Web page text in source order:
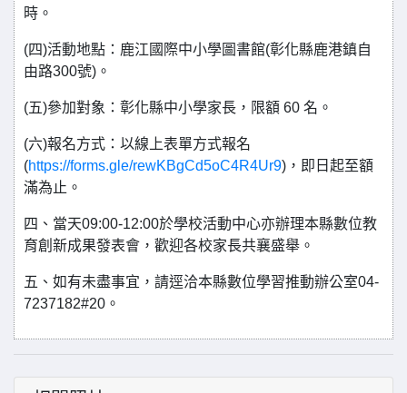
時。
(四)活動地點：鹿江國際中小學圖書館(彰化縣鹿港鎮自
由路300號)。
(五)參加對象：彰化縣中小學家長，限額 60 名。
(六)報名方式：以線上表單方式報名
(https://forms.gle/rewKBgCd5oC4R4Ur9)，即日起至額
滿為止。
四、當天09:00-12:00於學校活動中心亦辦理本縣數位教
育創新成果發表會，歡迎各校家長共襄盛舉。
五、如有未盡事宜，請逕洽本縣數位學習推動辦公室04-
7237182#20。